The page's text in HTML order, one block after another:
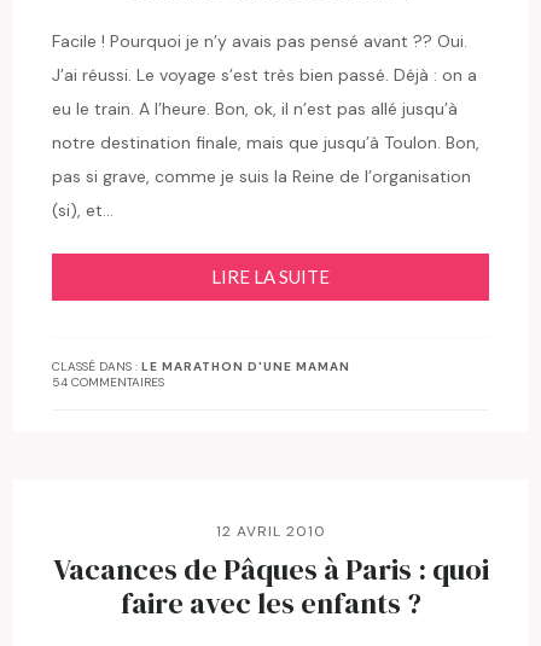
Facile ! Pourquoi je n’y avais pas pensé avant ?? Oui.
J’ai réussi. Le voyage s’est très bien passé. Déjà : on a
eu le train. A l’heure. Bon, ok, il n’est pas allé jusqu’à
notre destination finale, mais que jusqu’à Toulon. Bon,
pas si grave, comme je suis la Reine de l’organisation
(si), et…
LIRE LA SUITE
CLASSÉ DANS :LE MARATHON D'UNE MAMAN
54 COMMENTAIRES
12 AVRIL 2010
Vacances de Pâques à Paris : quoi
faire avec les enfants ?